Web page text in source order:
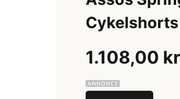
1.108,00 kr